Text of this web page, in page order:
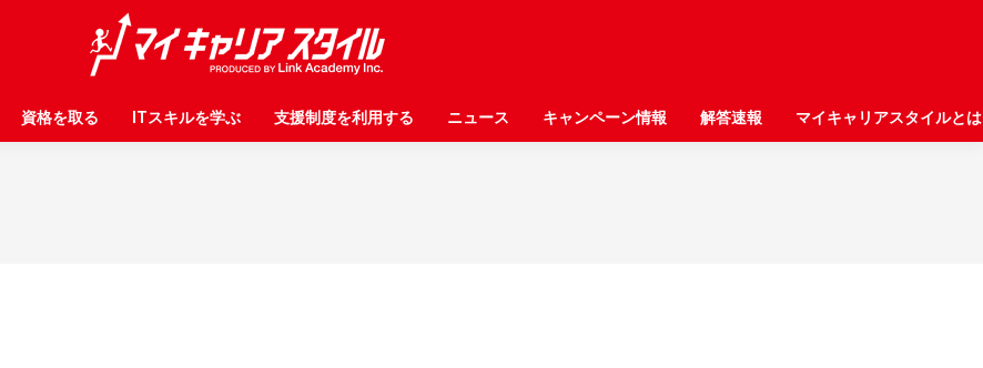
資格を取る ITスキルを学ぶ 支援制度を利用する ニュース キャンペーン情報 解答速報 マイキャリアスタイルとは
資格を取る ITスキルを学ぶ 支援制度を利用する ニュース キャンペーン情報 解答速報 マイキャリアスタイルとは